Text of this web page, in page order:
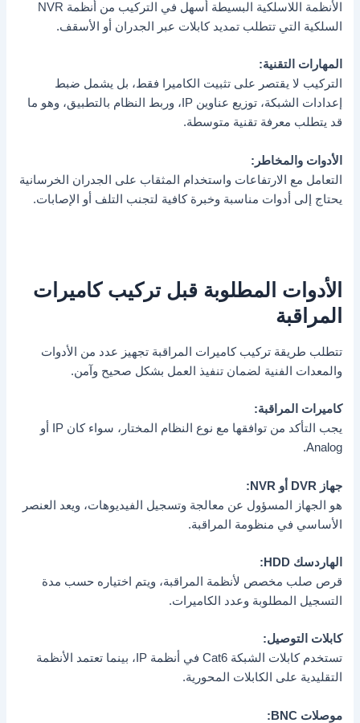
الأنظمة اللاسلكية البسيطة أسهل في التركيب من أنظمة NVR
السلكية التي تتطلب تمديد كابلات عبر الجدران أو الأسقف.
المهارات التقنية:
التركيب لا يقتصر على تثبيت الكاميرا فقط، بل يشمل ضبط
إعدادات الشبكة، توزيع عناوين IP، وربط النظام بالتطبيق، وهو ما
قد يتطلب معرفة تقنية متوسطة.
الأدوات والمخاطر:
التعامل مع الارتفاعات واستخدام المثقاب على الجدران الخرسانية
يحتاج إلى أدوات مناسبة وخبرة كافية لتجنب التلف أو الإصابات.
الأدوات المطلوبة قبل تركيب كاميرات
المراقبة
تتطلب طريقة تركيب كاميرات المراقبة تجهيز عدد من الأدوات
والمعدات الفنية لضمان تنفيذ العمل بشكل صحيح وآمن.
كاميرات المراقبة:
يجب التأكد من توافقها مع نوع النظام المختار، سواء كان IP أو
Analog.
جهاز DVR أو NVR:
هو الجهاز المسؤول عن معالجة وتسجيل الفيديوهات، ويعد العنصر
الأساسي في منظومة المراقبة.
الهاردسك HDD:
قرص صلب مخصص لأنظمة المراقبة، ويتم اختياره حسب مدة
التسجيل المطلوبة وعدد الكاميرات.
كابلات التوصيل:
تستخدم كابلات الشبكة Cat6 في أنظمة IP، بينما تعتمد الأنظمة
التقليدية على الكابلات المحورية.
موصلات BNC: